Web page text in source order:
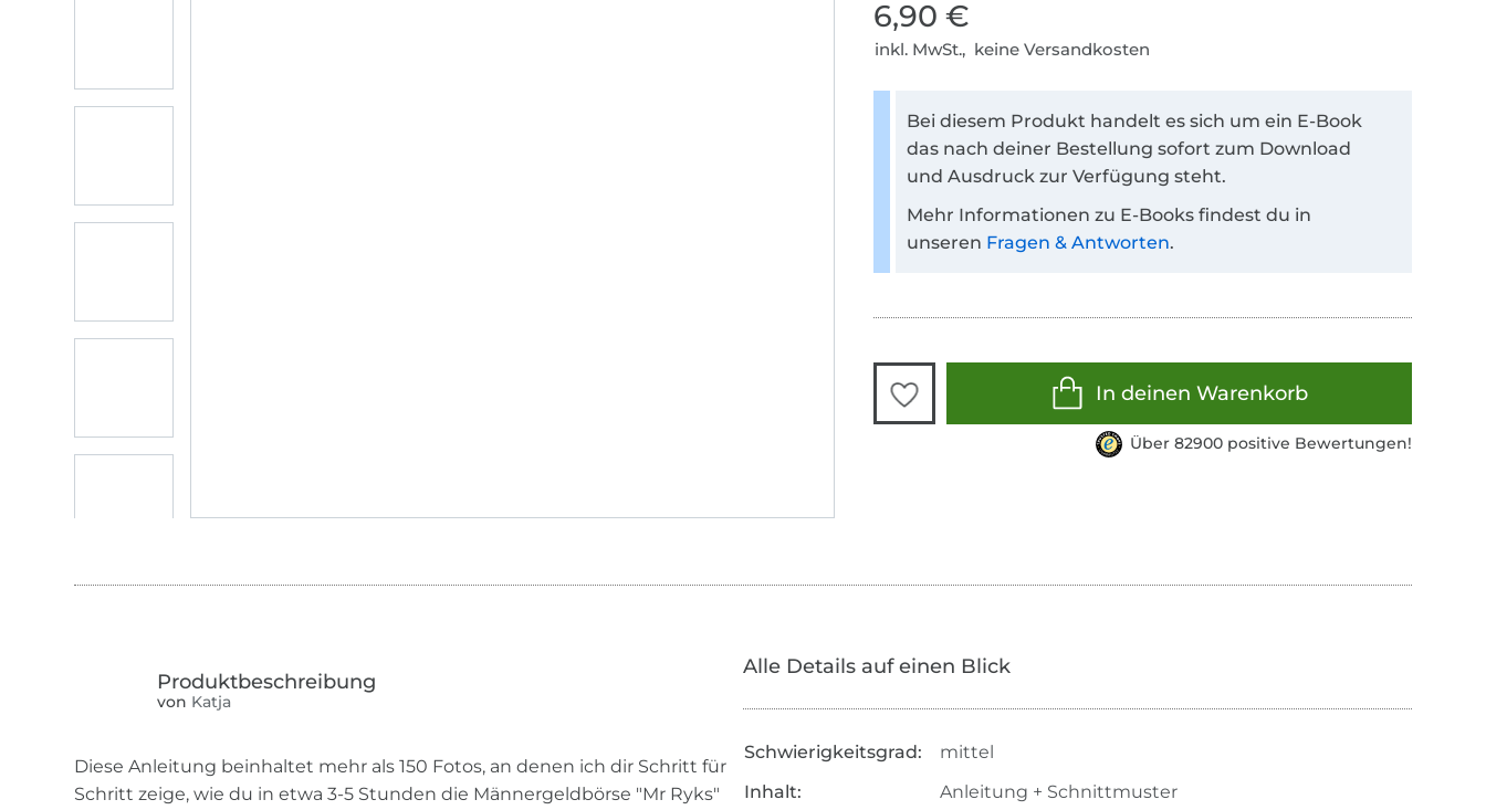
6,90 €
inkl. MwSt., keine Versandkosten
Bei diesem Produkt handelt es sich um ein E-Book
das nach deiner Bestellung sofort zum Download
und Ausdruck zur Verfügung steht.
Mehr Informationen zu E-Books findest du in
unseren Fragen & Antworten.
In deinen Warenkorb
Über 82900 positive Bewertungen!
von Katja
Diese Anleitung beinhaltet mehr als 150 Fotos, an denen ich dir Schritt für
Schritt zeige, wie du in etwa 3-5 Stunden die Männergeldbörse "Mr Ryks"
Alle Details auf einen Blick
Schwierigkeitsgrad:
mittel
Inhalt:
Anleitung + Schnittmuster